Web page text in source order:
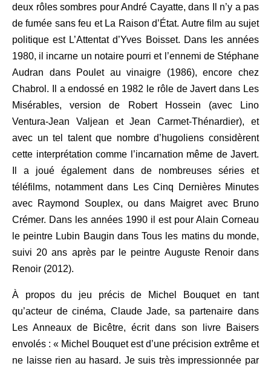
deux rôles sombres pour André Cayatte, dans Il n’y a pas
de fumée sans feu et La Raison d’État. Autre film au sujet
politique est L’Attentat d’Yves Boisset. Dans les années
1980, il incarne un notaire pourri et l’ennemi de Stéphane
Audran dans Poulet au vinaigre (1986), encore chez
Chabrol. Il a endossé en 1982 le rôle de Javert dans Les
Misérables, version de Robert Hossein (avec Lino
Ventura-Jean Valjean et Jean Carmet-Thénardier), et
avec un tel talent que nombre d’hugoliens considèrent
cette interprétation comme l’incarnation même de Javert.
Il a joué également dans de nombreuses séries et
téléfilms, notamment dans Les Cinq Dernières Minutes
avec Raymond Souplex, ou dans Maigret avec Bruno
Crémer. Dans les années 1990 il est pour Alain Corneau
le peintre Lubin Baugin dans Tous les matins du monde,
suivi 20 ans après par le peintre Auguste Renoir dans
Renoir (2012).
À propos du jeu précis de Michel Bouquet en tant
qu’acteur de cinéma, Claude Jade, sa partenaire dans
Les Anneaux de Bicêtre, écrit dans son livre Baisers
envolés : « Michel Bouquet est d’une précision extrême et
ne laisse rien au hasard. Je suis très impressionnée par